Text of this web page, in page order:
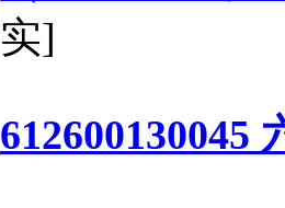
实]
612600130045